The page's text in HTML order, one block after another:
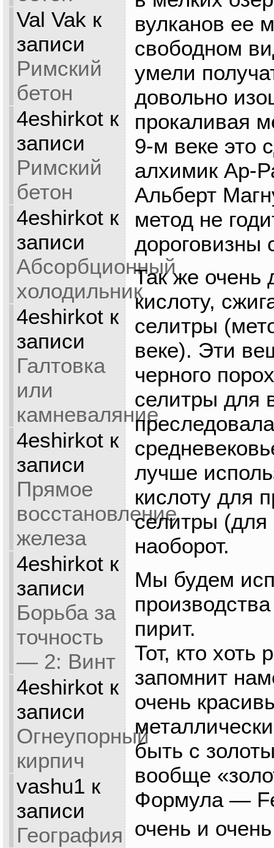
Val Vak к
записи
Римский
бетон
4eshirkotк
записи
Римский
бетон
4eshirkotк
записи
Абсорбционный
холодильник
4eshirkotк
записи
Галтовка
или
камневаляние
4eshirkotк
записи
Прямое
восстановление
железа
4eshirkotк
записи
Борьба за
точность
— 2: Винт
4eshirkotк
записи
Огнеупорный
кирпич
vashu1 к
записи
География
вулканов ее
свободном
умели
довольно
прокаливая
9-м веке это
алхимик Ар-
Альберт
метод не
дороговизны
Так же очень
кислоту,
селитры
веке). Эти
черного
селитры для
лучше
кислоту для
селитры (для
наоборот.
Мы будем
пирит.
Тот, кто хоть
запомнит
очень
быть с
вообще
Формула —
очень и